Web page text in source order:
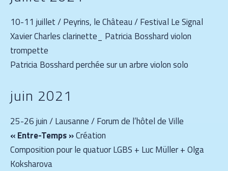
10-11 juillet / Peyrins, le Château / Festival Le Signal
Xavier Charles clarinette_ Patricia Bosshard violon
trompette
Patricia Bosshard perchée sur un arbre violon solo
juin 2021
25-26 juin / Lausanne / Forum de l’hôtel de Ville
« Entre-Temps »Création
Composition pour le quatuor LGBS + Luc Müller + Olga
Koksharova